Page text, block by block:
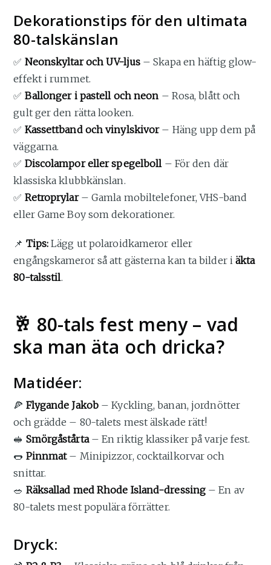
Dekorationstips för den ultimata
80-talskänslan
✅ Neonskyltar och UV-ljus– Skapa en häftig glow-
effekt i rummet.
✅ Ballonger i pastell och neon – Rosa, blått och
gult ger den rätta looken.
✅ Kassettband och vinylskivor– Häng upp dem på
väggarna.
✅ Discolampor eller spegelboll– För den där
klassiska klubbkänslan.
✅ Retroprylar– Gamla mobiltelefoner, VHS-band
eller Game Boy som dekorationer.
📌 Tips: Lägg ut polaroidkameror eller
engångskameror så att gästerna kan ta bilder iäkta
80-talsstil.
🥂 80-tals fest meny – vad
ska man äta och dricka?
Matidéer:
🍕 Flygande Jakob – Kyckling, banan, jordnötter
och grädde – 80-talets mest älskade rätt!
🥪 Smörgåstårta– En riktig klassiker på varje fest.
🌭 Pinnmat– Minipizzor, cocktailkorvar och
snittar.
🥗 Räksallad med Rhode Island-dressing – En av
80-talets mest populära förrätter.
Dryck: